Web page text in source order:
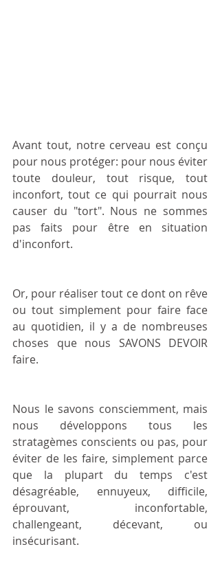
Avant tout, notre cerveau est conçu
pour nous protéger: pour nous éviter
toute douleur, tout risque, tout
inconfort, tout ce qui pourrait nous
causer du "tort". Nous ne sommes
pas faits pour être en situation
d'inconfort.
Or, pour réaliser tout ce dont on rêve
ou tout simplement pour faire face
au quotidien, il y a de nombreuses
choses que nous SAVONS DEVOIR
faire.
Nous le savons consciemment, mais
nous développons tous les
stratagèmes conscients ou pas, pour
éviter de les faire, simplement parce
que la plupart du temps c'est
désagréable, ennuyeux, difficile,
éprouvant, inconfortable,
challengeant, décevant, ou
insécurisant.